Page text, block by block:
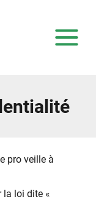
pro veille à
la loi dite «